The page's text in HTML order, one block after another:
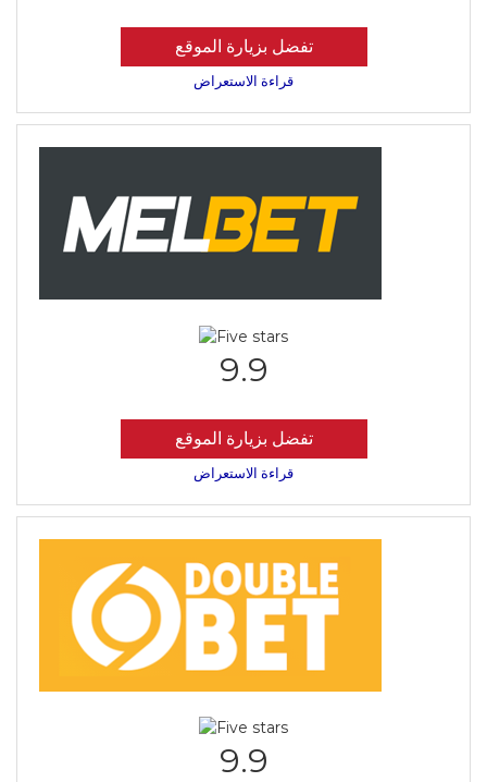
تفضل بزيارة الموقع
قراءة الاستعراض
9.9
تفضل بزيارة الموقع
قراءة الاستعراض
9.9